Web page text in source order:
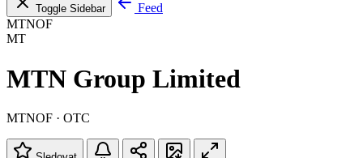
Toggle Sidebar
Feed
MTNOF
MT
MTN Group Limited
MTNOF · OTC